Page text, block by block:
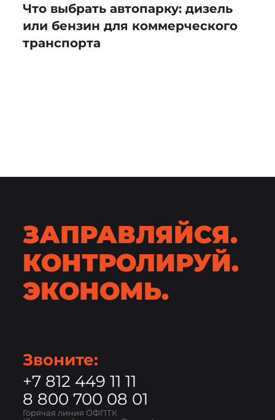
Что выбрать автопарку: дизель
или бензин для коммерческого
транспорта
ЗАПРАВЛЯЙСЯ.
КОНТРОЛИРУЙ.
ЭКОНОМЬ.
Звоните:
+7 812 449 11 11
8 800 700 08 01
Горячая линия ОФПТК